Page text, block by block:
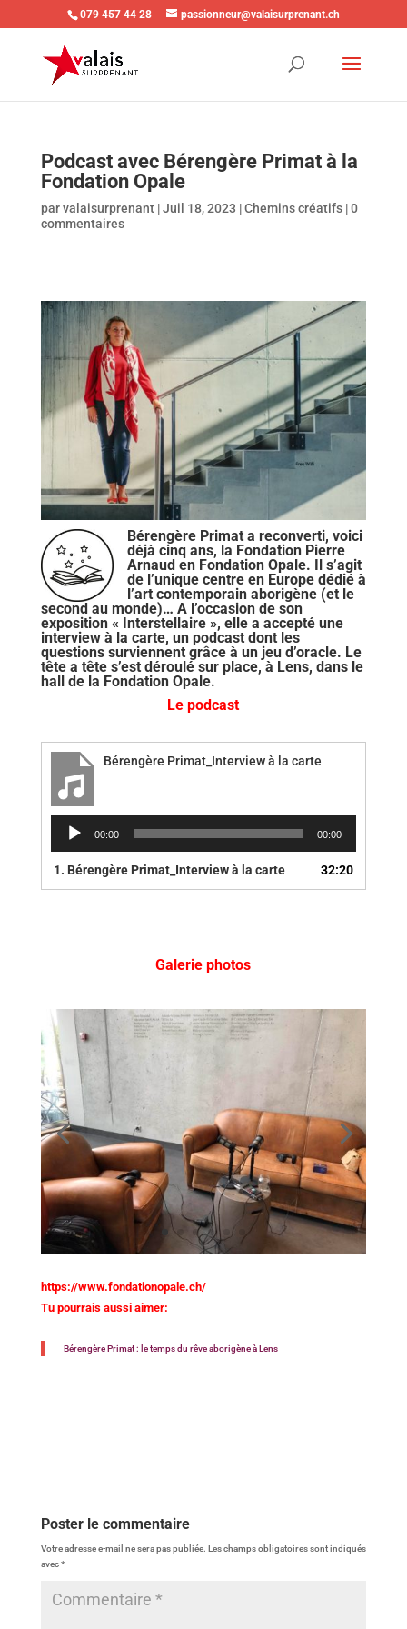
079 457 44 28 passionneur@valaisurprenant.ch
Podcast avec Bérengère Primat à la
Fondation Opale
parvalaisurprenant|Juil 18, 2023 |Chemins créatifs|0
commentaires
Bérengère Primat a reconverti, voici
déjà cinq ans, la Fondation Pierre
Arnaud en Fondation Opale. Il s’agit
de l’unique centre en Europe dédié à
l’art contemporain aborigène (et le
second au monde)… A l’occasion de son
exposition « Interstellaire », elle a accepté une
interview à la carte, un podcast dont les
questions surviennent grâce à un jeu d’oracle. Le
tête a tête s’est déroulé sur place, à Lens, dans le
hall de la Fondation Opale.
Le podcast
Bérengère Primat_Interview à la carte
Lecteur
audio
00:00 00:00
1. Bérengère Primat_Interview à la carte 32:20
Galerie photos
https://www.fondationopale.ch/
Tu pourrais aussi aimer:
Bérengère Primat : le temps du rêve aborigène à Lens
Poster le commentaire
Votre adresse e-mail ne sera pas publiée. Les champs obligatoires sont indiqués
avec*